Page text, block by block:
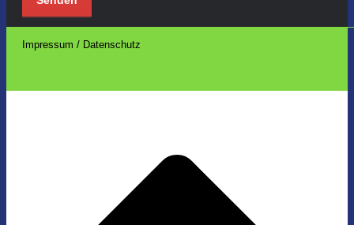
Impressum / Datenschutz